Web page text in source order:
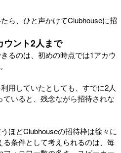
ら、ひと声かけてClubhouseに招
ント2人まで
るのは、初めの時点では1アカウ
用していたとしても、すでに2人
いると、残念ながら招待されな
ほどClubhouseの招待枠は徐々に
条件として考えられるのは、毎